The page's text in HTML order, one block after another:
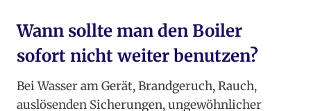
Wann sollte man den Boiler
sofort nicht weiter benutzen?
Bei Wasser am Gerät, Brandgeruch, Rauch,
auslösenden Sicherungen, ungewöhnlicher